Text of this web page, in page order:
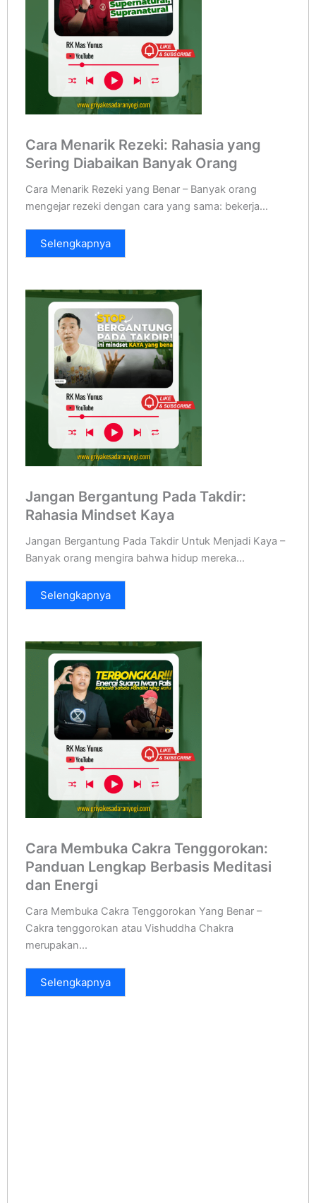
Cara Menarik Rezeki: Rahasia yang
Sering Diabaikan Banyak Orang
Cara Menarik Rezeki yang Benar – Banyak orang
mengejar rezeki dengan cara yang sama: bekerja...
Selengkapnya
Jangan Bergantung Pada Takdir:
Rahasia Mindset Kaya
Jangan Bergantung Pada Takdir Untuk Menjadi Kaya –
Banyak orang mengira bahwa hidup mereka...
Selengkapnya
Cara Membuka Cakra Tenggorokan:
Panduan Lengkap Berbasis Meditasi
dan Energi
Cara Membuka Cakra Tenggorokan Yang Benar –
Cakra tenggorokan atau Vishuddha Chakra
merupakan...
Selengkapnya